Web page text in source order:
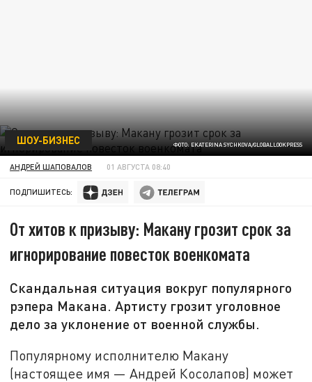
ФОТО: EKATERINA SYCHKOVA/GLOBALLOOKPRESS
ШОУ-БИЗНЕС
АНДРЕЙ ШАПОВАЛОВ 01 АВГУСТА 08:40
ПОДПИШИТЕСЬ:
От хитов к призыву: Макану грозит срок за
игнорирование повесток военкомата
Скандальная ситуация вокруг популярного
рэпера Макана. Артисту грозит уголовное
дело за уклонение от военной службы.
Популярному исполнителю Макану
(настоящее имя — Андрей Косолапов) может